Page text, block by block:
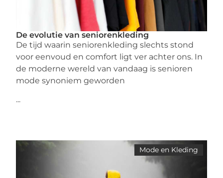
De evolutie van seniorenkleding
De tijd waarin seniorenkleding slechts stond
voor eenvoud en comfort ligt ver achter ons. In
de moderne wereld van vandaag is senioren
mode synoniem geworden
...
Mode en Kleding